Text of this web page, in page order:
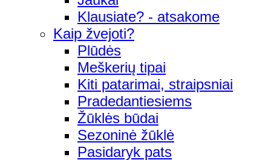
Klausiate? - atsakome
Kaip žvejoti?
Plūdės
Meškerių tipai
Kiti patarimai, straipsniai
Pradedantiesiems
Žūklės būdai
Sezoninė žūklė
Pasidaryk pats